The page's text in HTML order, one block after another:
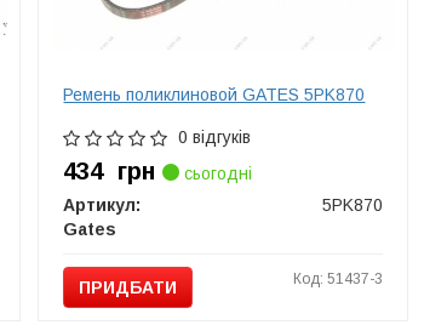
Ремень поликлиновой GATES 5PK870
0 відгуків
434 грн
сьогодні
Артикул:
5PK870
Gates
ПРИДБАТИ Код: 51437-3